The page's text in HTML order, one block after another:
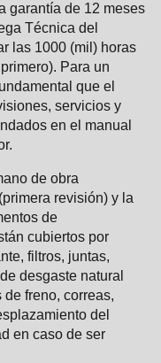
garantía de 12 meses
Técnica del
las 1000 (mil) horas
Para un
que el
servicios y
en el manual
de obra
revisión) y la
de
cubiertos por
filtros, juntas,
desgaste natural
freno, correas,
del
en caso de ser